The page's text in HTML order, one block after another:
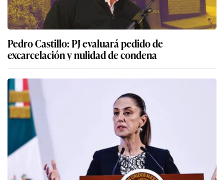
Pedro Castillo: PJ evaluará pedido de
excarcelación y nulidad de condena